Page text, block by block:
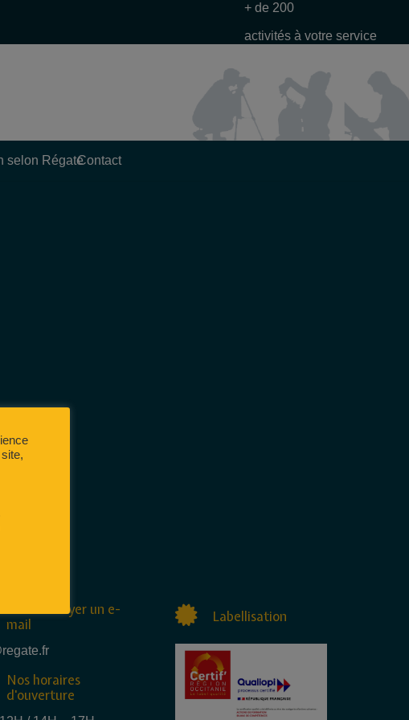
+ de 200
activités à votre service
selon RégateContact
Nous envoyer un e-
mail
Nos horaires
d'ouverture
Labellisation